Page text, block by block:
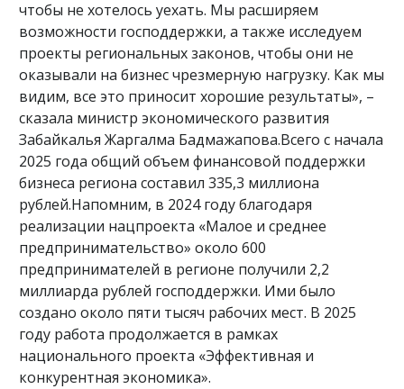
чтобы не хотелось уехать. Мы расширяем
возможности господдержки, а также исследуем
проекты региональных законов, чтобы они не
оказывали на бизнес чрезмерную нагрузку. Как мы
видим, все это приносит хорошие результаты», –
сказала министр экономического развития
Забайкалья Жаргалма Бадмажапова.Всего с начала
2025 года общий объем финансовой поддержки
бизнеса региона составил 335,3 миллиона
рублей.Напомним, в 2024 году благодаря
реализации нацпроекта «Малое и среднее
предпринимательство» около 600
предпринимателей в регионе получили 2,2
миллиарда рублей господдержки. Ими было
создано около пяти тысяч рабочих мест. В 2025
году работа продолжается в рамках
национального проекта «Эффективная и
конкурентная экономика».